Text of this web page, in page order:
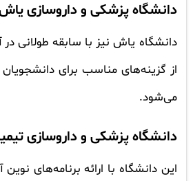
دانشگاه پزشکی و داروسازی
دانشگاه یاش نیز با سابقه طولانی
از گزینه‌های مناسب برای
می‌شود.
دانشگاه پزشکی و داروسازی
این دانشگاه با ارائه برنامه‌های